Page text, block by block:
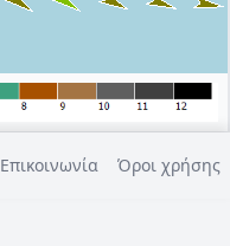
Επικοινωνία Όροι χρήσης